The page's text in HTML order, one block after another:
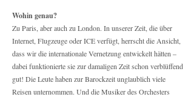
Wohin genau?
Zu Paris, aber auch zu London. In unserer Zeit, die über
Internet, Flugzeuge oder ICE verfügt, herrscht die Ansicht,
dass wir die internationale Vernetzung entwickelt hätten –
dabei funktionierte sie zur damaligen Zeit schon verblüffend
gut! Die Leute haben zur Barockzeit unglaublich viele
Reisen unternommen. Und die Musiker des Orchesters